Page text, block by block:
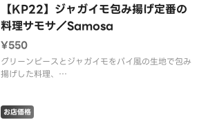
【KP22】ジャガイモ包み揚げ定番の
料理サモサ／Samosa
¥550
グリーンピースとジャガイモをパイ風の生地で包み
揚げした料理、
お店価格